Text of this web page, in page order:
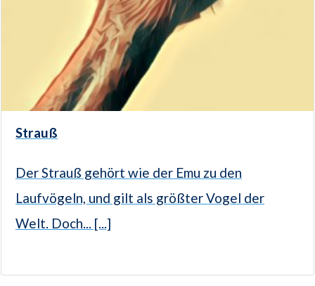
Strauß
Der Strauß gehört wie der Emu zu den
Laufvögeln, und gilt als größter Vogel der
Welt. Doch... [...]